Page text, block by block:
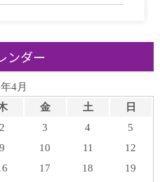
ンダー
4月
金 土 日
2 3 4
5
9 10 11
12
17 18
19